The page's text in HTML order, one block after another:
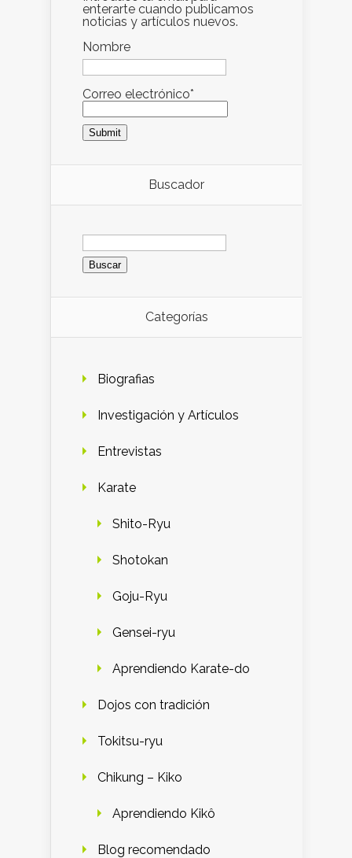
enterarte cuando publicamos
noticias y artículos nuevos.
Nombre
Correo electrónico*
Buscador
Buscar:
Categorías
Biografias
Investigación y Artículos
Entrevistas
Karate
Shito-Ryu
Shotokan
Goju-Ryu
Gensei-ryu
Aprendiendo Karate-do
Dojos con tradición
Tokitsu-ryu
Chikung – Kiko
Aprendiendo Kikô
Blog recomendado